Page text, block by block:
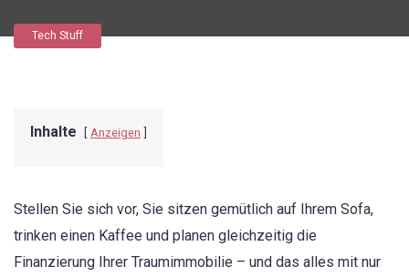
Tech Stuff
Inhalte Anzeigen
Stellen Sie sich vor, Sie sitzen gemütlich auf Ihrem Sofa,
trinken einen Kaffee und planen gleichzeitig die
Finanzierung Ihrer Traumimmobilie – und das alles mit nur